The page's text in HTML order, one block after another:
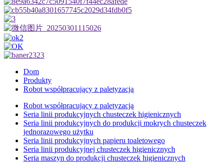
Dom
Produkty
Robot współpracujący z paletyzacją
Robot współpracujący z paletyzacją
Seria linii produkcyjnych chusteczek higienicznych
Seria linii produkcyjnych do produkcji mokrych chusteczek
jednorazowego użytku
Seria linii produkcyjnych papieru toaletowego
Seria linii produkcyjnej chusteczek higienicznych
Seria maszyn do produkcji chusteczek higienicznych